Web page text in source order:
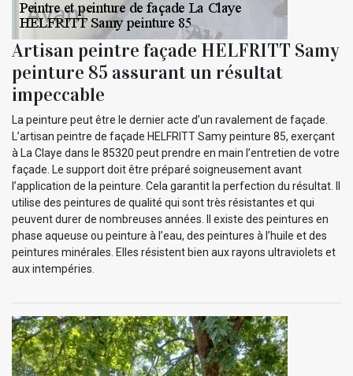
Artisan peintre façade HELFRITT Samy
peinture 85 assurant un résultat
impeccable
La peinture peut être le dernier acte d’un ravalement de façade.
L’artisan peintre de façade HELFRITT Samy peinture 85, exerçant
à La Claye dans le 85320 peut prendre en main l’entretien de votre
façade. Le support doit être préparé soigneusement avant
l’application de la peinture. Cela garantit la perfection du résultat. Il
utilise des peintures de qualité qui sont très résistantes et qui
peuvent durer de nombreuses années. Il existe des peintures en
phase aqueuse ou peinture à l’eau, des peintures à l’huile et des
peintures minérales. Elles résistent bien aux rayons ultraviolets et
aux intempéries.